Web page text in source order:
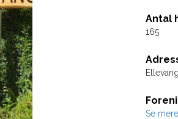
Antal
165
Se mere